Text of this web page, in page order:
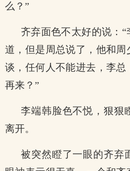
么？”
齐弃面色不太好的说：
道，但是周总说了，他和周
谈，任何人不能进去，李总
再来？”
李端韩脸色不悦，狠狠
离开。
被突然瞪了一眼的齐弃